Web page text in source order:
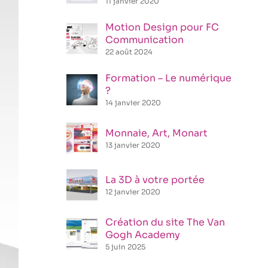
Motion Design pour FC
Communication
22 août 2024
Formation – Le numérique
?
14 janvier 2020
Monnaie, Art, Monart
13 janvier 2020
La 3D à votre portée
12 janvier 2020
Création du site The Van
Gogh Academy
5 juin 2025